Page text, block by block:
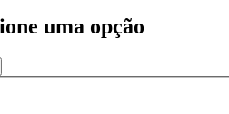
uma opção